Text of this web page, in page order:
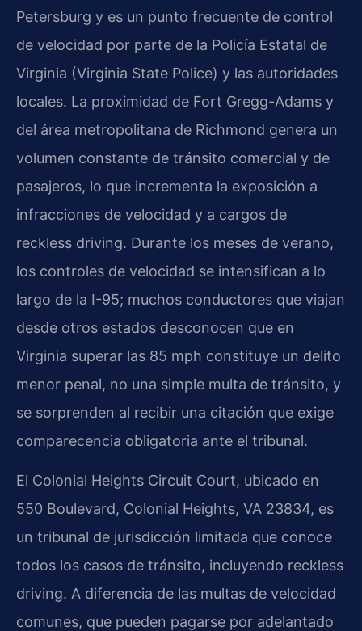
Petersburg y es un punto frecuente de control
de velocidad por parte de la Policía Estatal de
Virginia (Virginia State Police) y las autoridades
locales. La proximidad de Fort Gregg-Adams y
del área metropolitana de Richmond genera un
volumen constante de tránsito comercial y de
pasajeros, lo que incrementa la exposición a
infracciones de velocidad y a cargos de
reckless driving. Durante los meses de verano,
los controles de velocidad se intensifican a lo
largo de la I-95; muchos conductores que viajan
desde otros estados desconocen que en
Virginia superar las 85 mph constituye un delito
menor penal, no una simple multa de tránsito, y
se sorprenden al recibir una citación que exige
comparecencia obligatoria ante el tribunal.
El Colonial Heights Circuit Court, ubicado en
550 Boulevard, Colonial Heights, VA 23834, es
un tribunal de jurisdicción limitada que conoce
todos los casos de tránsito, incluyendo reckless
driving. A diferencia de las multas de velocidad
comunes, que pueden pagarse por adelantado